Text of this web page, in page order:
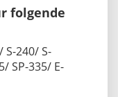
folgende
S-240/ S-
SP-335/ E-